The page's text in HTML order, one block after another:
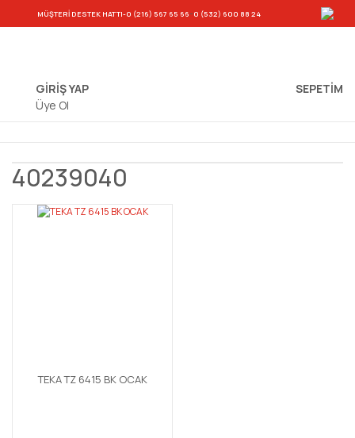
MÜŞTERİ DESTEK HATTI-0 (216) 567 65 66-0 (532) 600 88 24
GİRİŞ YAP
Üye Ol
SEPETIM
40239040
TEKA TZ 6415 BK OCAK